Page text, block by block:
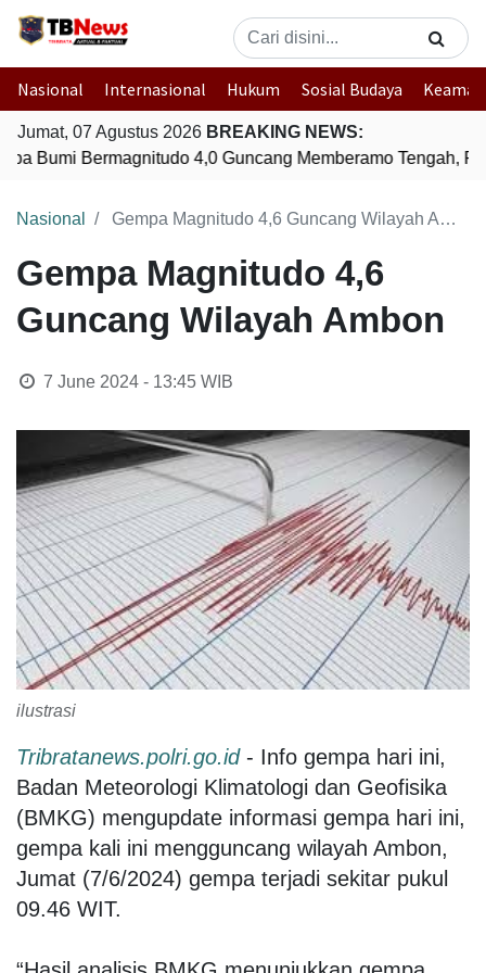
Nasional Internasional Hukum Sosial Budaya
Jumat, 07 Agustus 2026 BREAKING NEWS:
Bumi Bermagnitudo 4,0 Guncang Memberamo Tengah,
Nasional Gempa Magnitudo 4,6 Guncang Wilayah Ambon
Gempa Magnitudo 4,6
Guncang Wilayah Ambon
7 June 2024 - 13:45WIB
ilustrasi
Tribratanews.polri.go.id- Info gempa hari ini,
Badan Meteorologi Klimatologi dan Geofisika
(BMKG) mengupdate informasi gempa hari ini,
gempa kali ini mengguncang wilayah Ambon,
Jumat (7/6/2024) gempa terjadi sekitar pukul
09.46 WIT.